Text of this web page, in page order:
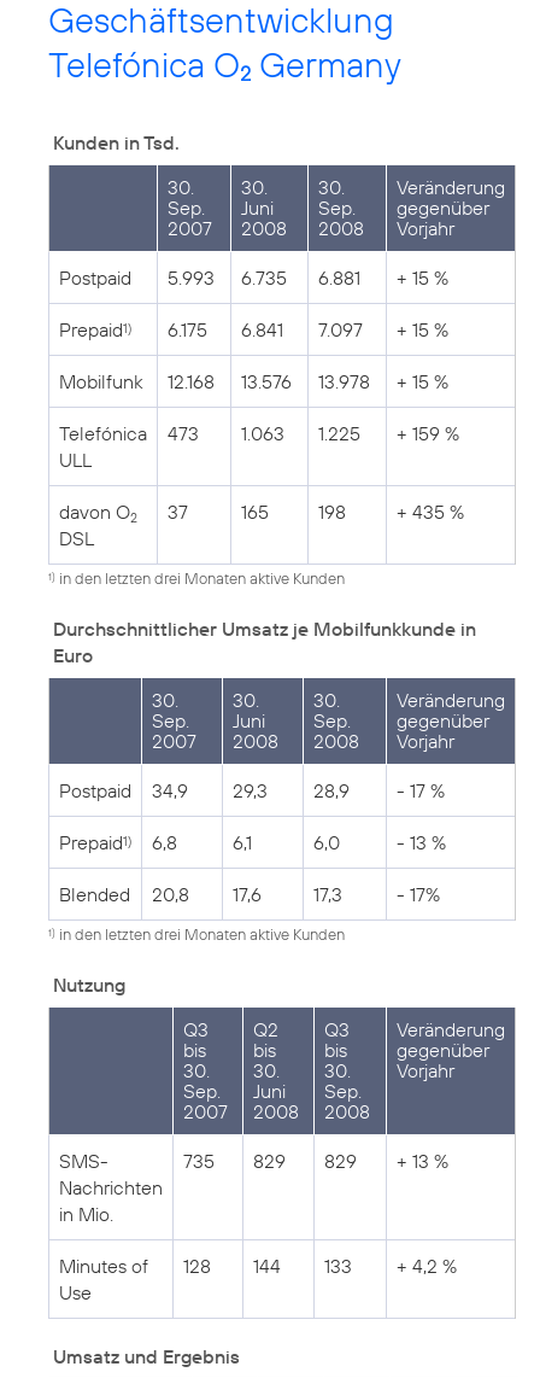
Geschäftsentwicklung
Telefónica O2 Germany
Kunden in Tsd.
30.
Sep.
2007
30.
Juni
2008
30.
Sep.
2008
Veränderung
gegenüber
Vorjahr
Postpaid 5.993 6.735 6.881 + 15 %
Prepaid1) 6.175 6.841 7.097 + 15 %
Mobilfunk 12.168 13.576 13.978 + 15 %
Telefónica
ULL
473 1.063 1.225 + 159 %
davon O2
DSL
37 165 198 + 435 %
1) in den letzten drei Monaten aktive Kunden
Durchschnittlicher Umsatz je Mobilfunkkunde in
Euro
30.
Sep.
2007
30.
Juni
2008
30.
Sep.
2008
Veränderung
gegenüber
Vorjahr
Postpaid 34,9 29,3 28,9 - 17 %
Prepaid1) 6,8 6,1 6,0 - 13 %
Blended 20,8 17,6 17,3 - 17%
1) in den letzten drei Monaten aktive Kunden
Nutzung
Q3
bis
30.
Sep.
2007
Q2
bis
30.
Juni
2008
Q3
bis
30.
Sep.
2008
Veränderung
gegenüber
Vorjahr
SMS-
Nachrichten
in Mio.
735 829 829 + 13 %
Minutes of
Use
128 144 133 + 4,2 %
Umsatz und Ergebnis